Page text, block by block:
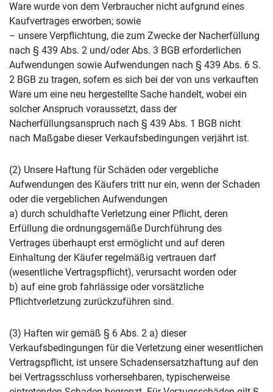
Ware wurde von dem Verbraucher nicht aufgrund eines
Kaufvertrages erworben; sowie
– unsere Verpflichtung, die zum Zwecke der Nacherfüllung
nach § 439 Abs. 2 und/oder Abs. 3 BGB erforderlichen
Aufwendungen sowie Aufwendungen nach § 439 Abs. 6 S.
2 BGB zu tragen, sofern es sich bei der von uns verkauften
Ware um eine neu hergestellte Sache handelt, wobei ein
solcher Anspruch voraussetzt, dass der
Nacherfüllungsanspruch nach § 439 Abs. 1 BGB nicht
nach Maßgabe dieser Verkaufsbedingungen verjährt ist.
(2) Unsere Haftung für Schäden oder vergebliche
Aufwendungen des Käufers tritt nur ein, wenn der Schaden
oder die vergeblichen Aufwendungen
a) durch schuldhafte Verletzung einer Pflicht, deren
Erfüllung die ordnungsgemäße Durchführung des
Vertrages überhaupt erst ermöglicht und auf deren
Einhaltung der Käufer regelmäßig vertrauen darf
(wesentliche Vertragspflicht), verursacht worden oder
b) auf eine grob fahrlässige oder vorsätzliche
Pflichtverletzung zurückzuführen sind.
(3) Haften wir gemäß § 6 Abs. 2 a) dieser
Verkaufsbedingungen für die Verletzung einer wesentlichen
Vertragspflicht, ist unsere Schadensersatzhaftung auf den
bei Vertragsschluss vorhersehbaren, typischerweise